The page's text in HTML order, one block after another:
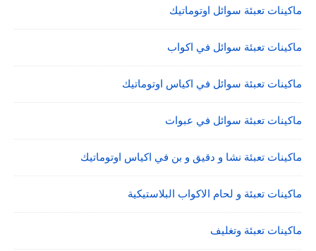
ماكينات تعبئة سوائل اوتوماتيك
ماكينات تعبئة سوائل في اكواب
ماكينات تعبئة سوائل في اكياس اوتوماتيك
ماكينات تعبئة سوائل في عبوات
ماكينات تعبئة نشا و دقيق و بن في اكياس اوتوماتيك
ماكينات تعبئة و لحام الاكواب البلاستيكية
ماكينات تعبئة وتغليف